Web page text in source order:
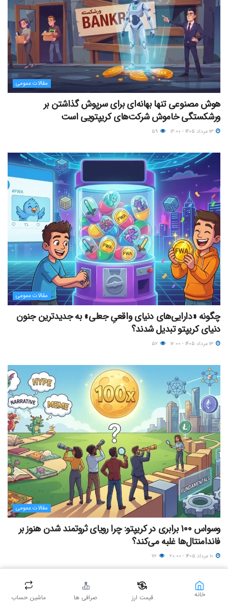
مقالات عمومی
هوش مصنوعی تنها بهانه‌ای برای سرپوش گذاشتن بر
ورشکستگی خاموش شرکت‌های کریپتویی است
مقالات عمومی
چگونه «دارایی‌های دنیای واقعیِ جعلی» به جدیدترین جنون
دنیای کریپتو تبدیل شدند؟
مقالات عمومی
وسواس ۱۰۰ برابری در کریپتو: چرا رویای ثروتمند شدن هنوز بر
فاندامنتال‌ها غلبه می‌کند؟
خانه قیمت ارز صرافی ها ماشین حساب